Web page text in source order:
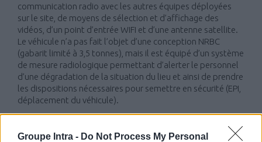
Groupe Intra - Do Not Process My Personal
communication radio avec les autres équipes déployées
sur le site, de moyens de sélection et d’affichage des
vidéos, d’un point d’entrée WIFI et d’une antenne satellite.
Le véhicule n’a pas fait l’objet d’une conception NRBC
(gabarit limité à 3,5 tonnes), mais il est équipé d’un système
de mesure radiologique permettant d’alerter le personnel
d’une dégradation de la situation du lieu et ainsi de prendre
les dispositions nécessaires pour semettre en sécurité (EPI,
déplacement du véhicule).